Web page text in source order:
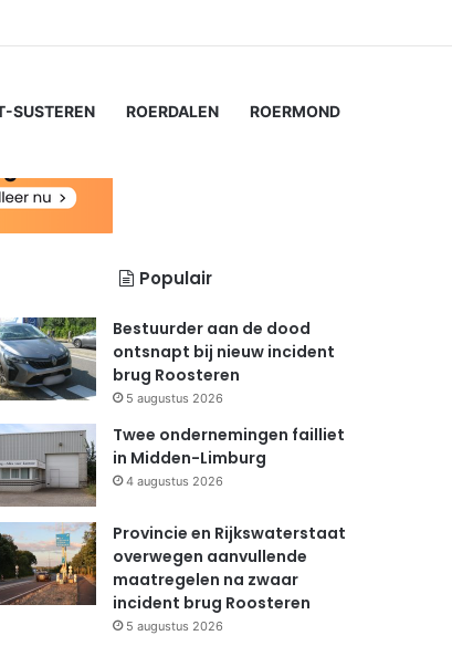
skin
SUSTEREN ROERDALEN ROERMOND
Populair
Bestuurder aan de dood
ontsnapt bij nieuw incident
brug Roosteren
5 augustus 2026
Twee ondernemingen failliet
in Midden-Limburg
4 augustus 2026
Provincie en Rijkswaterstaat
overwegen aanvullende
maatregelen na zwaar
incident brug Roosteren
5 augustus 2026